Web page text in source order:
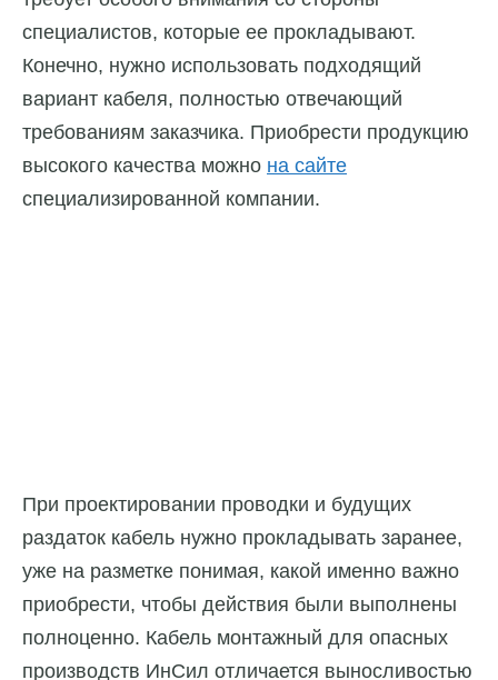
специалистов, которые ее прокладывают.
Конечно, нужно использовать подходящий
вариант кабеля, полностью отвечающий
требованиям заказчика. Приобрести продукцию
высокого качества можно на сайте
специализированной компании.
При проектировании проводки и будущих
раздаток кабель нужно прокладывать заранее,
уже на разметке понимая, какой именно важно
приобрести, чтобы действия были выполнены
полноценно. Кабель монтажный для опасных
производств ИнСил отличается выносливостью